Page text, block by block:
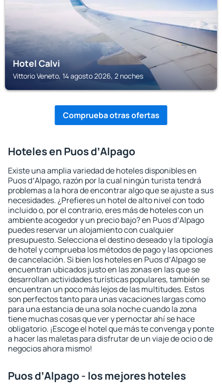
Hotel Calvi
Vittorio Veneto, 14 agosto 2026, 2 noches
Comprueba otras ofertas
Hoteles en Puos dʼAlpago
Existe una amplia variedad de hoteles disponibles en
Puos dʼAlpago, razón por la cual ningún turista tendrá
problemas a la hora de encontrar algo que se ajuste a sus
necesidades. ¿Prefieres un hotel de alto nivel con todo
incluido o, por el contrario, eres más de hoteles con un
ambiente acogedor y un precio bajo? en Puos dʼAlpago
puedes reservar un alojamiento con cualquier
presupuesto. Selecciona el destino deseado y la tipología
de hotel y comprueba los métodos de pago y las opciones
de cancelación. Si bien los hoteles en Puos dʼAlpago se
encuentran ubicados justo en las zonas en las que se
desarrollan actividades turísticas populares, también se
encuentran un poco más lejos de las multitudes. Estos
son perfectos tanto para unas vacaciones largas como
para una estancia de una sola noche cuando la zona
tiene muchas cosas que ver y pernoctar ahí se hace
obligatorio. ¡Escoge el hotel que más te convenga y ponte
a hacer las maletas para disfrutar de un viaje de ocio o de
negocios ahora mismo!
Puos dʼAlpago - los mejores hoteles